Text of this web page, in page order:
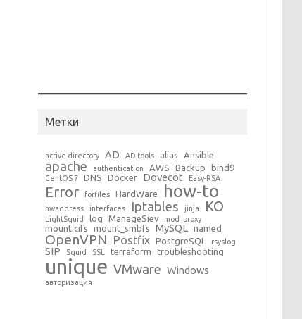
Метки
active directory AD AD tools alias Ansible
apache authentication AWS Backup bind9
CentOS 7 DNS Docker Dovecot Easy-RSA
Error forfiles HardWare how-to
hwaddress interfaces Iptables jinja KO
LightSquid log ManageSiev mod_proxy
mount.cifs mount_smbfs MySQL named
OpenVPN Postfix PostgreSQL rsyslog
SIP Squid SSL terraform troubleshooting
unique VMware Windows
авторизация